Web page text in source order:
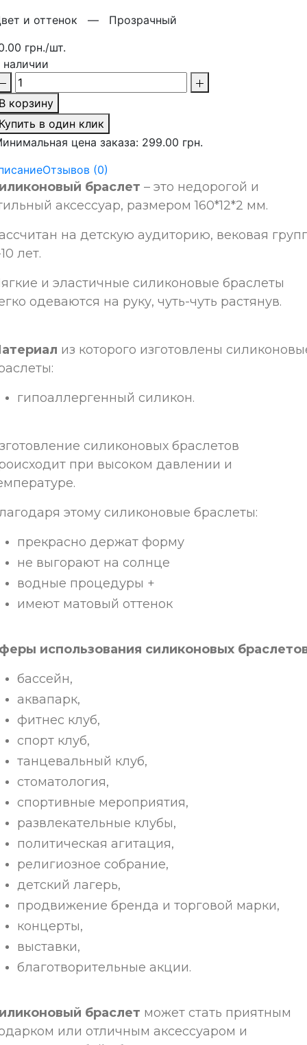
и оттенок — Прозрачный
грн./шт.
наличии
корзину
в один клик
цена заказа: 299.00 грн.
Отзывов (0)
браслет – это недорогой и
аксессуар, размером 160*12*2 мм.
на детскую аудиторию, вековая
лет.
и эластичные силиконовые браслеты
одеваются на руку, чуть-чуть растянув.
из которого изготовлены
гипоаллергенный силикон.
силиконовых браслетов
при высоком давлении и
этому силиконовые браслеты:
прекрасно держат форму
не выгорают на солнце
водные процедуры +
имеют матовый оттенок
использования силиконовых браслето
бассейн,
аквапарк,
фитнес клуб,
спорт клуб,
танцевальный клуб,
стоматология,
спортивные мероприятия,
развлекательные клубы,
политическая агитация,
религиозное собрание,
детский лагерь,
продвижение бренда и торговой марки,
концерты,
выставки,
благотворительные акции.
браслет может стать приятным
или отличным аксессуаром и